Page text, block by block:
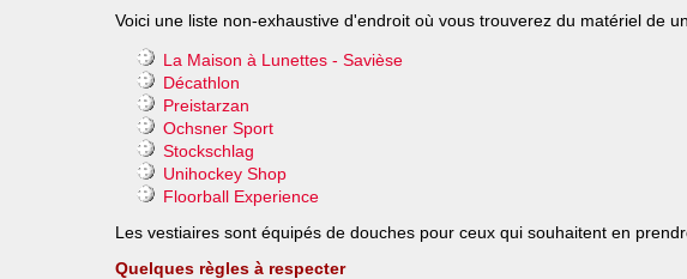
Voici une liste non-exhaustive d'endroit où vous trouverez du matériel de
La Maison à Lunettes - Savièse
Décathlon
Preistarzan
Ochsner Sport
Stockschlag
Unihockey Shop
Floorball Experience
Les vestiaires sont équipés de douches pour ceux qui souhaitent en
Quelques règles à respecter